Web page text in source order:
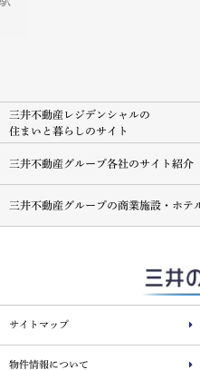
三井不動産レジデンシャルの
住まいと暮らしのサイト
三井不動産グループ各社のサイト紹介
三井不動産グループの商業施設・ホテ
サイトマップ
物件情報について